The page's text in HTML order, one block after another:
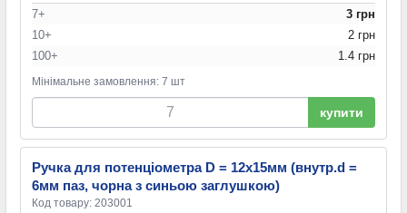
7+
3 грн
10+
2 грн
100+
1.4 грн
Мінімальне замовлення: 7 шт
купити
Ручка для потенціометра D = 12x15мм (внутр.d =
6мм паз, чорна з синьою заглушкою)
Код товару: 203001